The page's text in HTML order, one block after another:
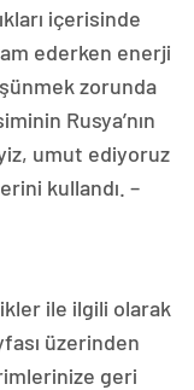
içerisinde
ederken enerji
zorunda
Rusya’nın
umut ediyoruz
kullandı. –
ile ilgili olarak
üzerinden
geri